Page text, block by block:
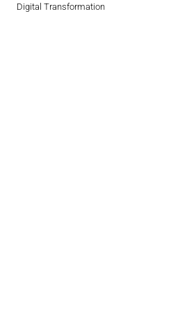
Digital Transformation